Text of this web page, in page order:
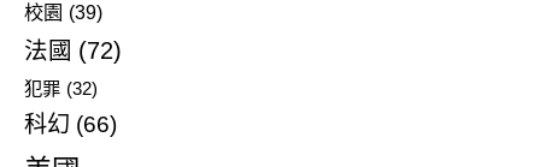
校園 (39)
法國 (72)
犯罪 (32)
科幻 (66)